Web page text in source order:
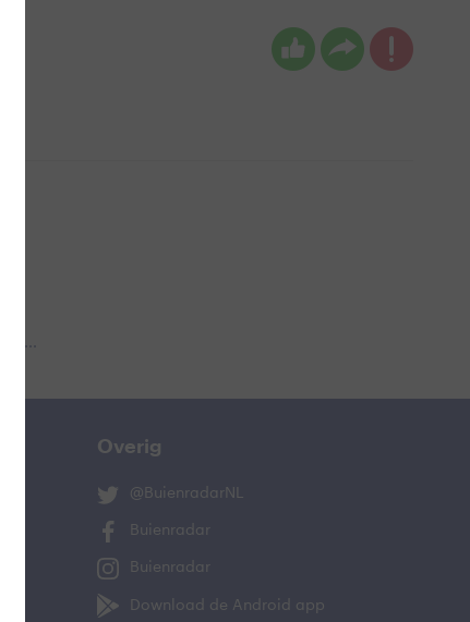
Overig
@BuienradarNL
Buienradar
Buienradar
Download de Android app